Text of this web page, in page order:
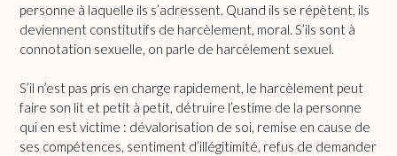
personne à laquelle ils s’adressent. Quand ils se répètent, ils
deviennent constitutifs de harcèlement, moral. S’ils sont à
connotation sexuelle, on parle de harcèlement sexuel.
S’il n’est pas pris en charge rapidement, le harcèlement peut
faire son lit et petit à petit, détruire l’estime de la personne
qui en est victime : dévalorisation de soi, remise en cause de
ses compétences, sentiment d’illégitimité, refus de demander